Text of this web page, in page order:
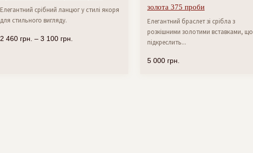
Елегантний срібний ланцюг у стилі якоря
для стильного вигляду.
2 460 грн. – 3 100 грн.
золота 375 проби
Елегантний браслет зі срібла з
розкішними золотими вставками, що
підкреслить...
5 000 грн.